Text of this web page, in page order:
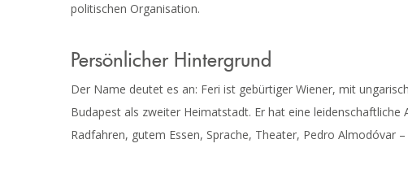
politischen Organisation.
Persönlicher Hintergrund
Der Name deutet es an: Feri ist gebürtiger Wiener, mit
Budapest als zweiter Heimatstadt. Er hat eine
Radfahren, gutem Essen, Sprache, Theater, Pedro Almodóvar